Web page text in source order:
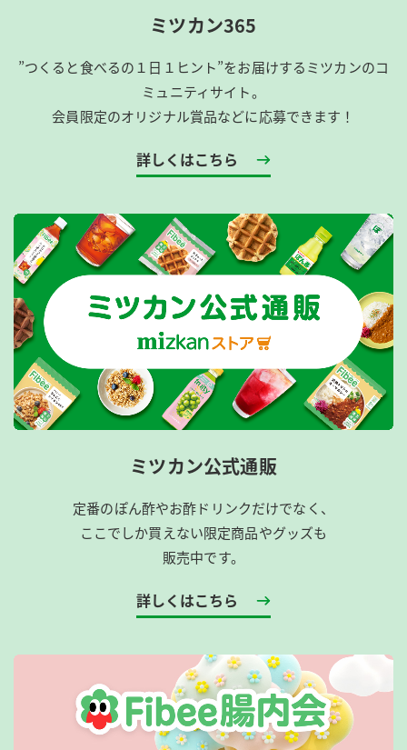
ミツカン365
”つくると食べるの１日１ヒント”をお届けするミツカンのコ
ミュニティサイト。
会員限定のオリジナル賞品などに応募できます！
詳しくはこちら
ミツカン公式通販
定番のぽん酢やお酢ドリンクだけでなく、
ここでしか買えない限定商品やグッズも
販売中です。
詳しくはこちら